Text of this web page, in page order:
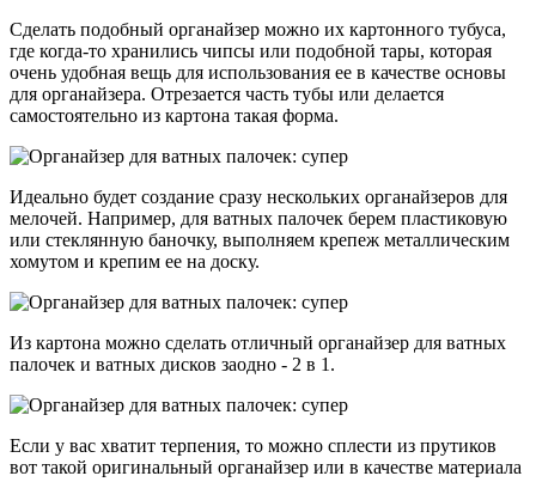
Сделать подобный органайзер можно их картонного тубуса,
где когда-то хранились чипсы или подобной тары, которая
очень удобная вещь для использования ее в качестве основы
для органайзера. Отрезается часть тубы или делается
самостоятельно из картона такая форма.
Идеально будет создание сразу нескольких органайзеров для
мелочей. Например, для ватных палочек берем пластиковую
или стеклянную баночку, выполняем крепеж металлическим
хомутом и крепим ее на доску.
Из картона можно сделать отличный органайзер для ватных
палочек и ватных дисков заодно - 2 в 1.
Если у вас хватит терпения, то можно сплести из прутиков
вот такой оригинальный органайзер или в качестве материала